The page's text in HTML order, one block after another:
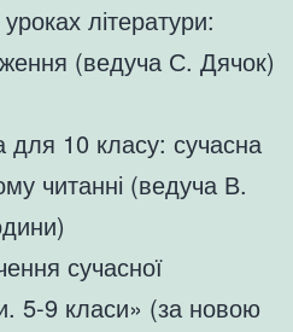
літератури:
(ведуча С. Дячок)
10 класу: сучасна
читанні (ведуча В.
сучасної
5-9 класи» (за новою